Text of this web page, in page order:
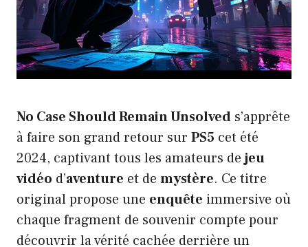
No Case Should Remain Unsolved s’apprête
à faire son grand retour sur PS5 cet été
2024, captivant tous les amateurs dejeu
vidéo d’aventure et de mystère. Ce titre
original propose une enquête immersive où
chaque fragment de souvenir compte pour
découvrir la vérité cachée derrière un